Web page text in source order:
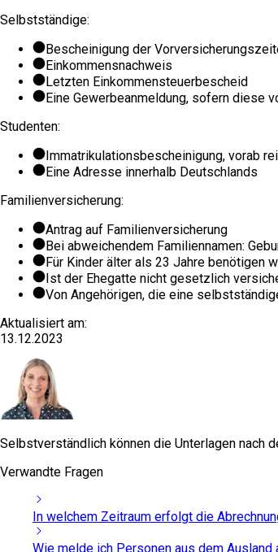
Selbstständige:
Bescheinigung der
Einkommensnachweis
Letzten Einkommensteuerbescheid
Eine Gewerbeanmeldung, sofern diese
Studenten:
Immatrikulationsbescheinigung, vorab
Eine Adresse innerhalb Deutschlands
Familienversicherung:
Antrag auf Familienversicherung
Bei abweichendem Familiennamen:
Für Kinder älter als 23 Jahre benötigen
Ist der Ehegatte nicht gesetzlich
Von Angehörigen, die eine
Aktualisiert am:
13.12.2023
Selbstverständlich können die Unterlagen nach
Verwandte Fragen
In welchem Zeitraum erfolgt die
Wie melde ich Personen aus dem Ausland